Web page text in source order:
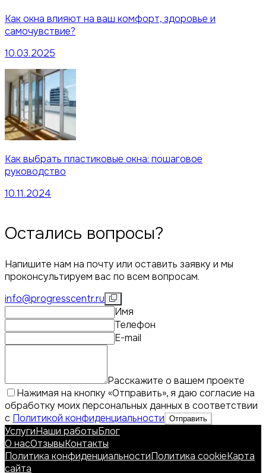
Как окна влияют на ваш комфорт, здоровье и
самочувствие?
10.03.2025
Как выбрать пластиковые окна: пошаговое
руководство
10.11.2024
Остались вопросы?
Напишите нам на почту или оставить заявку и мы
проконсультируем вас по всем вопросам.
info@progresscentr.ru
Имя
Телефон
E-mail
Расскажите о вашем проекте
Нажимая на кнопку «Отправить», я даю согласие на
обработку моих персональных данных в соответствии
с Политикой конфиденциальности Отправить
УслугиНаши работыБлог
О насОтзывыКонтакты
Политика конфиденциальностиПолитика cookieКарта
сайта